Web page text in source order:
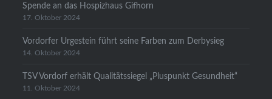
Spende an das Hospizhaus Gifhorn
17. Oktober 2024
Vordorfer Urgestein führt seine Farben zum Derbysieg
14. Oktober 2024
TSV Vordorf erhält Qualitätssiegel „Pluspunkt Gesundheit“
11. Oktober 2024